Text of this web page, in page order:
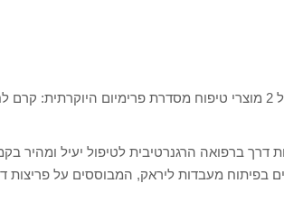
ליראק פריז משיק מארז מתנה מהודר – מארז משי , הכולל 2 מוצרי טיפוח מסדרת פרימיום
דרך ברפואה הרגנרטיבית לטיפול יעיל ומהיר
מעבדות ליראק, המבוססים על פריצות